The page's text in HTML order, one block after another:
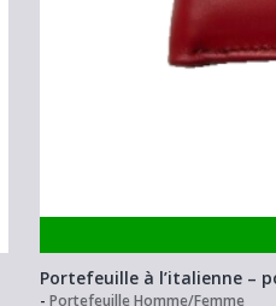
Portefeuille à l’italienne –
-Portefeuille Homme/Femme